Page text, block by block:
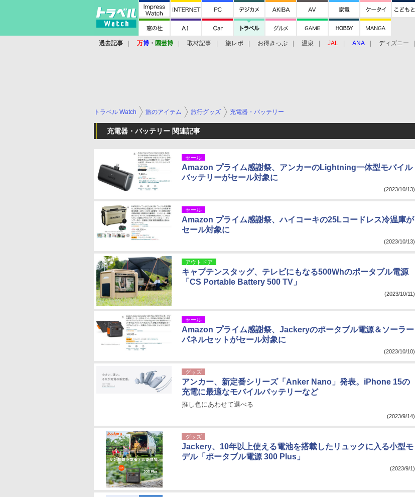
過去記事 万博 ・ 園芸博 取材記事 旅レポ お得きっぷ 温泉 JAL ANA ディズニー
トラベル Watch 旅のアイテム 旅行グッズ 充電器・バッテリー
充電器・バッテリー 関連記事
セール
Amazon プライム感謝祭、アンカーのLightning一体型モバイル
バッテリーがセール対象に
(2023/10/13)
セール
Amazon プライム感謝祭、ハイコーキの25Lコードレス冷温庫が
セール対象に
(2023/10/13)
アウトドア
キャプテンスタッグ、テレビにもなる500Whのポータブル電源
「CS Portable Battery 500 TV」
(2023/10/11)
セール
Amazon プライム感謝祭、Jackeryのポータブル電源＆ソーラー
パネルセットがセール対象に
(2023/10/10)
グッズ
アンカー、新定番シリーズ「Anker Nano」発表。iPhone 15の
充電に最適なモバイルバッテリーなど
推し色にあわせて選べる
(2023/9/14)
グッズ
Jackery、10年以上使える電池を搭載したリュックに入る小型モ
デル「ポータブル電源 300 Plus」
(2023/9/1)